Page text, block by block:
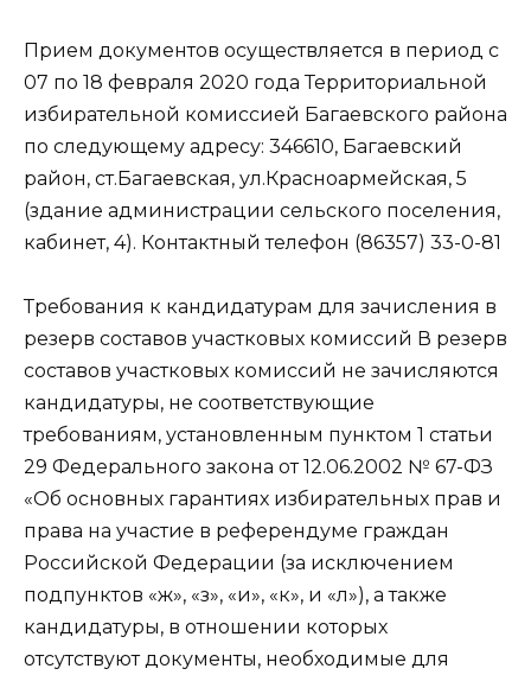
Прием документов осуществляется в период с
07 по 18 февраля 2020 года Территориальной
избирательной комиссией Багаевского района
по следующему адресу: 346610, Багаевский
район, ст.Багаевская, ул.Красноармейская, 5
(здание администрации сельского поселения,
кабинет, 4). Контактный телефон (86357) 33-0-81
Требования к кандидатурам для зачисления в
резерв составов участковых комиссий В резерв
составов участковых комиссий не зачисляются
кандидатуры, не соответствующие
требованиям, установленным пунктом 1 статьи
29 Федерального закона от 12.06.2002 № 67-ФЗ
«Об основных гарантиях избирательных прав и
права на участие в референдуме граждан
Российской Федерации (за исключением
подпунктов «ж», «з», «и», «к», и «л»), а также
кандидатуры, в отношении которых
отсутствуют документы, необходимые для